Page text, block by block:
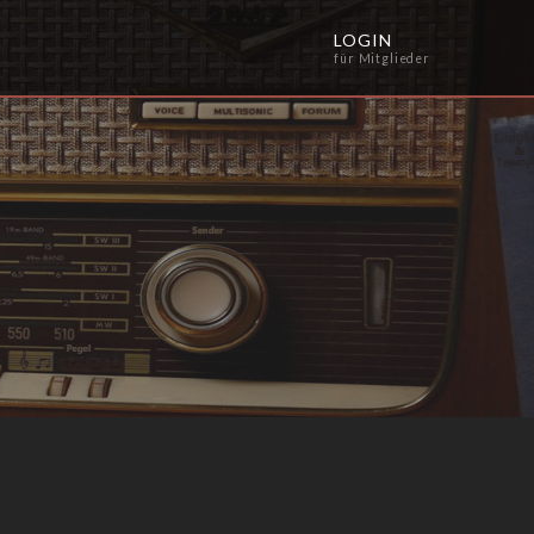
LOGIN
für Mitglieder